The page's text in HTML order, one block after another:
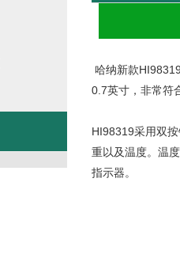
哈纳新款
0.7英寸，非常符
HI98319采用双
重以及温度。温
指示器。